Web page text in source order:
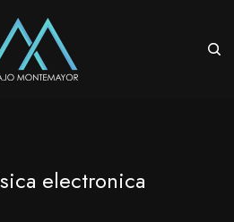
electronica